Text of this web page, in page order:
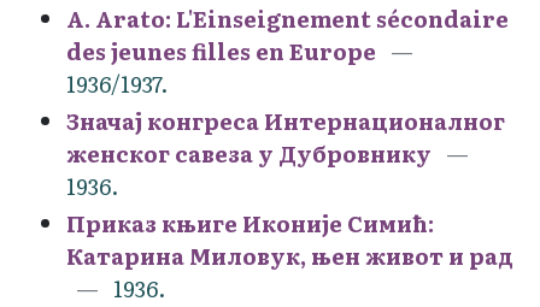
A. Arato: L'Einseignement sécondaire
des jeunes filles en Europe
1936/1937.
Значај конгреса Интернационалног
женског савеза у Дубровнику
1936.
Приказ књиге Иконије Симић:
Катарина Миловук, њен живот и рад
1936.